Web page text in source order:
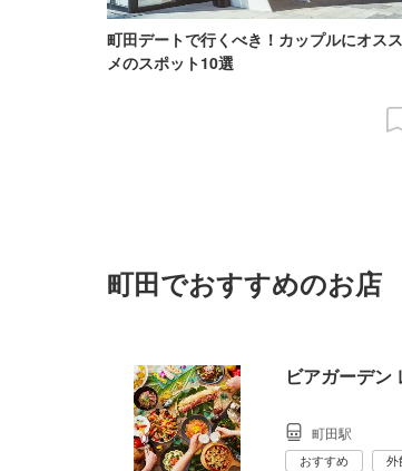
町田デートで行くべき！カップルにオスス
メのスポット10選
町田でおすすめのお店
ビアガーデン
町田駅
おすすめ 外